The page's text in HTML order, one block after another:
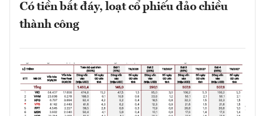
Có tiền bắt đáy, loạt cổ phiếu đảo chiều
thành công